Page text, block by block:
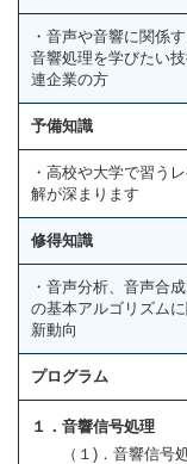
・音声や音響に関係
音響処理を学びたい
連企業の方
予備知識
・高校や大学で習う
解が深まります
修得知識
・音声分析、音声合
の基本アルゴリズム
新動向
プログラム
１．音響信号処理
（１)．音響信号